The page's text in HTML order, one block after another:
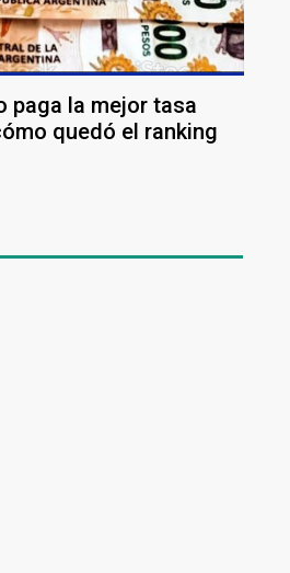
paga la mejor tasa
quedó el ranking